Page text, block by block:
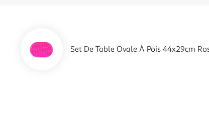
Set De Table Ovale À Pois 44x29cm